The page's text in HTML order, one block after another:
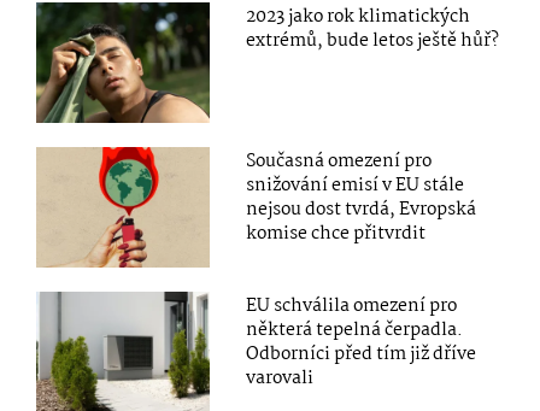
2023 jako rok klimatických
extrémů, bude letos ještě hůř?
Současná omezení pro
snižování emisí v EU stále
nejsou dost tvrdá, Evropská
komise chce přitvrdit
EU schválila omezení pro
některá tepelná čerpadla.
Odborníci před tím již dříve
varovali